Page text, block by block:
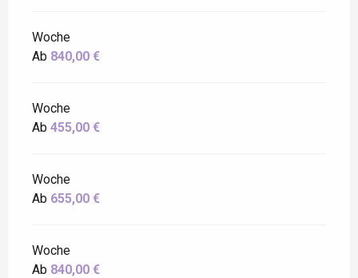
Woche
Ab 840,00 €
Woche
Ab 455,00 €
Woche
Ab 655,00 €
Woche
Ab 840,00 €